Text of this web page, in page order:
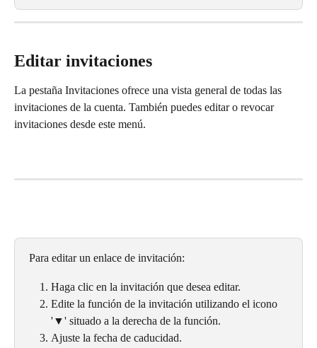
Editar invitaciones
La pestaña Invitaciones ofrece una vista general de todas las
invitaciones de la cuenta. También puedes editar o revocar
invitaciones desde este menú.
Para editar un enlace de invitación:
Haga clic en la invitación que desea editar.
Edite la función de la invitación utilizando el icono
'▼' situado a la derecha de la función.
Ajuste la fecha de caducidad.